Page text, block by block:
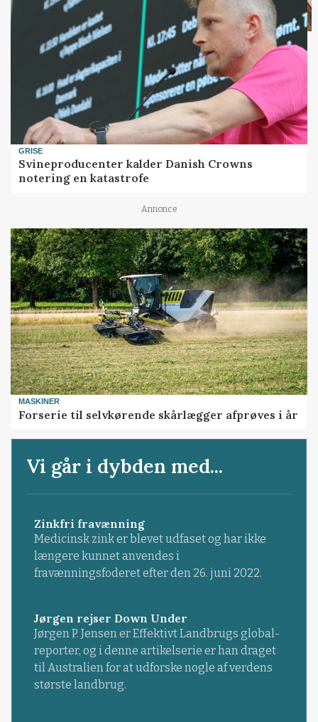
GRISE
Svineproducenter kalder Danish Crowns
notering en katastrofe
Annonce
MASKINER
Forserie til selvkørende skårlægger afprøves i år
Vi går i dybden med...
Zinkfri fravænning
Medicinsk zink er blevet udfaset og har ikke
længere kunnet anvendes i
fravænningsfoderet efter den 26. juni 2022.
Jørgen rejser Down Under
Jørgen P. Jensen er Effektivt Landbrugs global-
reporter, og i denne artikelserie er han draget
til Australien for at udforske nogle af verdens
største landbrug.